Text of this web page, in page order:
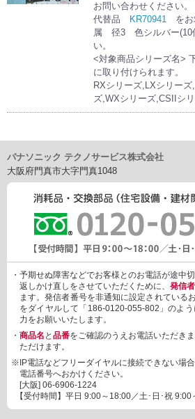
お問い合わせください。
代替品
KR70941をお
属 径3 色シルバー(10
い。
<対象商品シリーズ名>
に取り付けられます。
RXシリーズ,LXシリー
ズ,WXシリーズ,CSIIシ
パナソニック テクノサービス株式会社
大阪府門真市大字門真1048
・予期せぬ障害などでお客様とのお電話が途中
返しかけ直しをさせていただくために、 発信
ます。発信者番号を非通知に設定されている
をダイヤルして「186-0120-055-802」のよ
力をお願いいたします。
・ 商品名 と 品番をご確認のうえお電話いただき
ただけます。
※IP電話などフリーダイヤルに接続できない場
電話番号へおかけください。
[大阪] 06-6906-1224
【受付時間】平日 9:00～18:00／土･日･祝 9:00